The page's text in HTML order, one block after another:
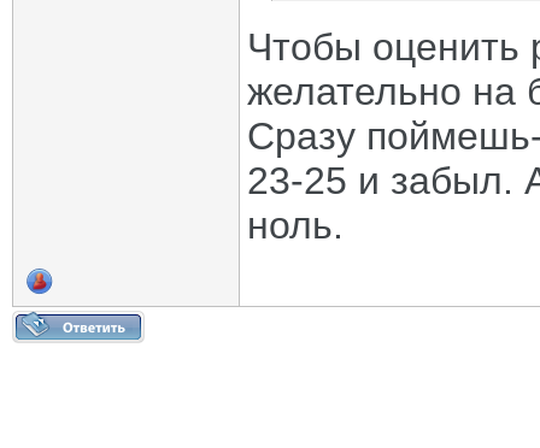
Чтобы оценить
желательно на
Сразу
23-25 и забыл.
ноль.